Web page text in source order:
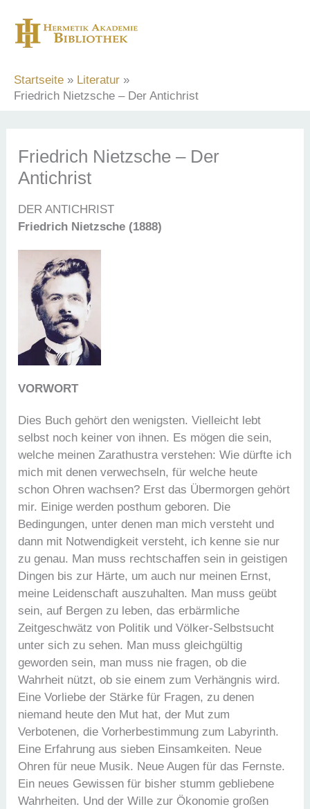
Inhalt
springen
Startseite
Literatur
Friedrich Nietzsche – Der Antichrist
Friedrich Nietzsche – Der
Antichrist
DER ANTICHRIST
Friedrich Nietzsche (1888)
VORWORT
Dies Buch gehört den wenigsten. Vielleicht lebt
selbst noch keiner von ihnen. Es mögen die sein,
welche meinen Zarathustra verstehen: Wie dürfte ich
mich mit denen verwechseln, für welche heute
schon Ohren wachsen? Erst das Übermorgen gehört
mir. Einige werden posthum geboren. Die
Bedingungen, unter denen man mich versteht und
dann mit Notwendigkeit versteht, ich kenne sie nur
zu genau. Man muss rechtschaffen sein in geistigen
Dingen bis zur Härte, um auch nur meinen Ernst,
meine Leidenschaft auszuhalten. Man muss geübt
sein, auf Bergen zu leben, das erbärmliche
Zeitgeschwätz von Politik und Völker-Selbstsucht
unter sich zu sehen. Man muss gleichgültig
geworden sein, man muss nie fragen, ob die
Wahrheit nützt, ob sie einem zum Verhängnis wird.
Eine Vorliebe der Stärke für Fragen, zu denen
niemand heute den Mut hat, der Mut zum
Verbotenen, die Vorherbestimmung zum Labyrinth.
Eine Erfahrung aus sieben Einsamkeiten. Neue
Ohren für neue Musik. Neue Augen für das Fernste.
Ein neues Gewissen für bisher stumm gebliebene
Wahrheiten. Und der Wille zur Ökonomie großen